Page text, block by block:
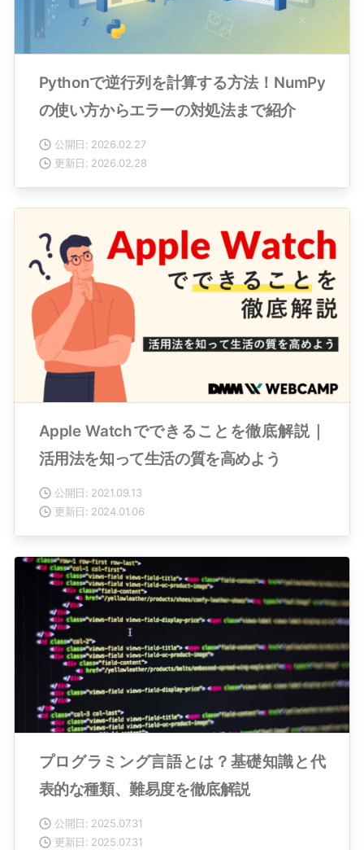
Pythonで逆行列を計算する方法！NumPy
の使い方からエラーの対処法まで紹介
公開日: 2026.02.27
更新日: 2026.02.28
Apple Watchでできることを徹底解説｜
活用法を知って生活の質を高めよう
公開日: 2021.09.13
更新日: 2024.01.06
プログラミング言語とは？基礎知識と代
表的な種類、難易度を徹底解説
公開日: 2025.07.31
更新日: 2025.07.31